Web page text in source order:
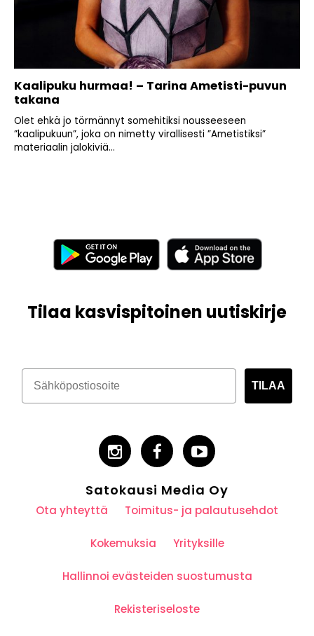
Kaalipuku hurmaa! – Tarina Ametisti-puvun
takana
Olet ehkä jo törmännyt somehitiksi nousseeseen
”kaalipukuun”, joka on nimetty virallisesti ”Ametistiksi”
materiaalin jalokiviä...
Tilaa kasvispitoinen uutiskirje
TILAA
Satokausi Media Oy
Ota yhteyttä Toimitus- ja palautusehdot
Kokemuksia Yrityksille
Hallinnoi evästeiden suostumusta
Rekisteriseloste